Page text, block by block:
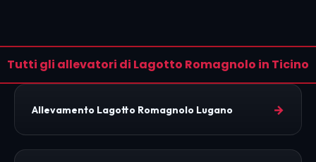
Tutti gli allevatori di Lagotto Romagnolo in Ticino
Allevamento Lagotto Romagnolo Lugano →